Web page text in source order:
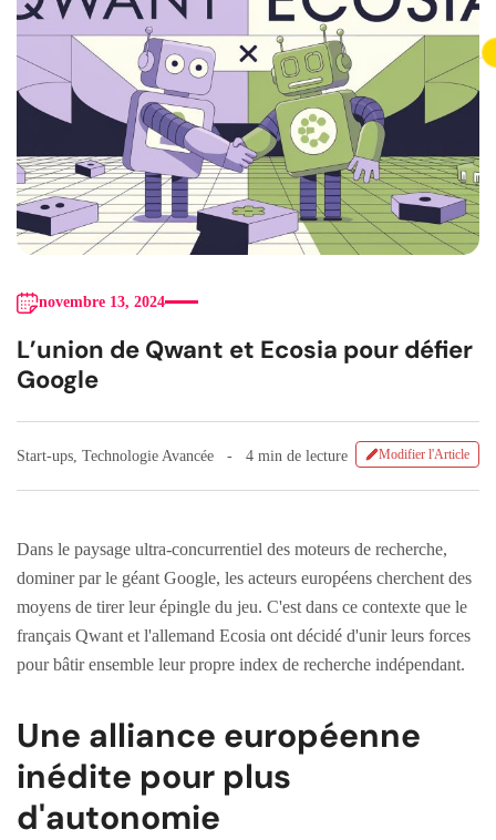
novembre 13, 2024
L’union de Qwant et Ecosia pour défier
Google
Start-ups Technologie Avancée 4 min de lecture Modifier l'Article
Dans le paysage ultra-concurrentiel des moteurs de recherche,
dominer par le géant Google, les acteurs européens cherchent des
moyens de tirer leur épingle du jeu. C'est dans ce contexte que le
français Qwant et l'allemand Ecosia ont décidé d'unir leurs forces
pour bâtir ensemble leur propre index de recherche indépendant.
Une alliance européenne
inédite pour plus
d'autonomie